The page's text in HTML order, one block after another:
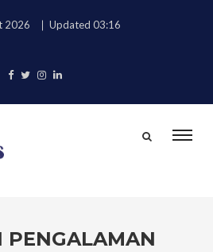
2026 Updated 03:16
PENGALAMAN